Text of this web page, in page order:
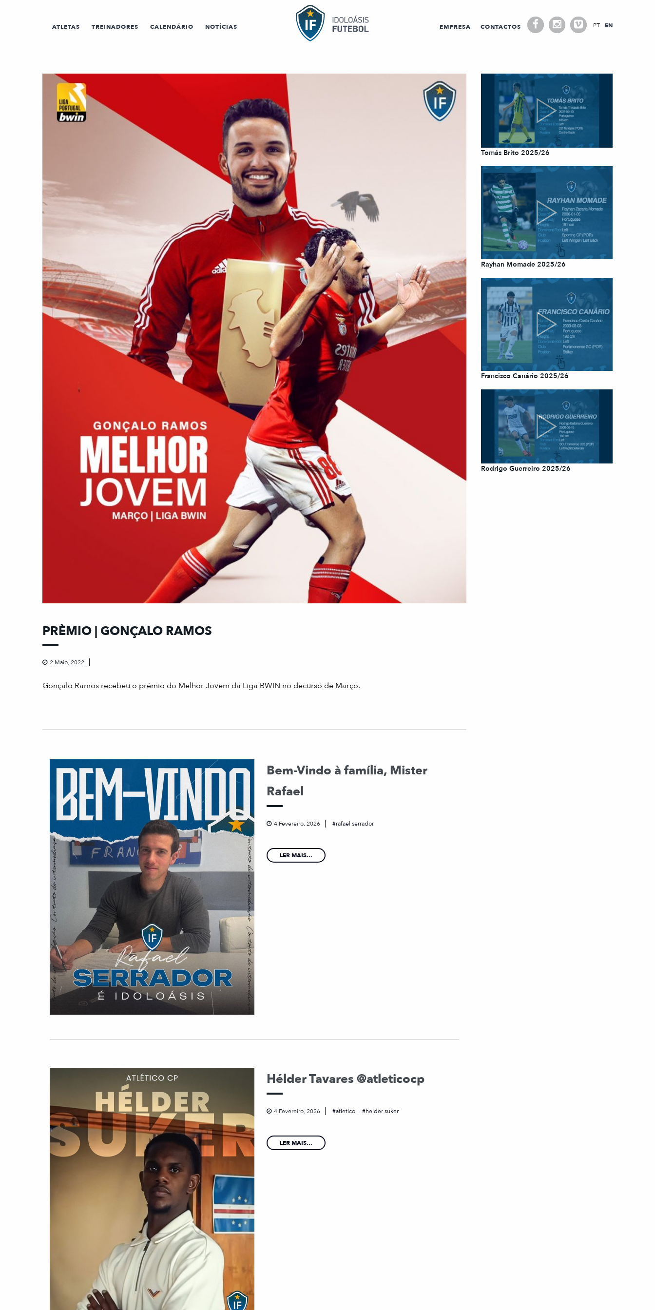
ATLETAS TREINADORES CALENDÁRIO NOTÍCIAS EMPRESA CONTACTOS PT EN
PRÈMIO | GONÇALO RAMOS
2 Maio, 2022
Gonçalo Ramos recebeu o prémio do Melhor Jovem da Liga BWIN no decurso de Março.
Bem-Vindo à família, Mister
Rafael
4 Fevereiro, 2026 rafael serrador
LER MAIS...
Hélder Tavares @atleticocp
4 Fevereiro, 2026 atletico helder suker
LER MAIS...
Tomás Brito 2025/26
Rayhan Momade 2025/26
Francisco Canário 2025/26
Rodrigo Guerreiro 2025/26